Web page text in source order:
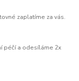
zaplatíme za vás.
péčí a odesíláme 2x